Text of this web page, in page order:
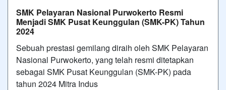
SMK Pelayaran Nasional Purwokerto Resmi
Menjadi SMK Pusat Keunggulan (SMK-PK) Tahun
2024
Sebuah prestasi gemilang diraih oleh SMK Pelayaran
Nasional Purwokerto, yang telah resmi ditetapkan
sebagai SMK Pusat Keunggulan (SMK-PK) pada
tahun 2024 Mitra Indus